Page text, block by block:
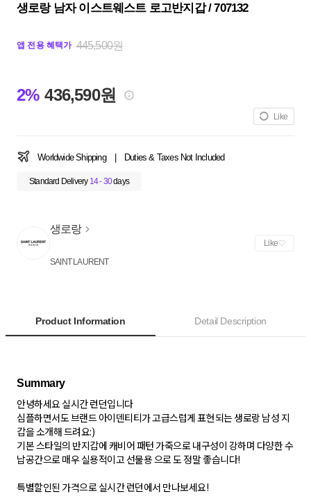
생로랑 남자 이스트웨스트 로고반지갑 / 707132
앱 전용 혜택가 445,500원
2% 436,590원
Like
Worldwide Shipping Duties & Taxes Not Included
Standard Delivery 14 - 30days
생로랑
SAINT LAURENT
Like
Product Information Detail Description
Summary
안녕하세요 실시간 런던입니다
심플하면서도 브랜드 아이덴티티가 고급스럽게 표현되는 생로랑 남성 지
갑을 소개해 드려요:)
기본 스타일의 반지갑에 캐비어 패턴 가죽으로 내구성이 강하며 다양한 수
납공간으로 매우 실용적이고 선물용 으로 도 정말 좋습니다!
특별할인된 가격으로 실시간 런던에서 만나보세요!